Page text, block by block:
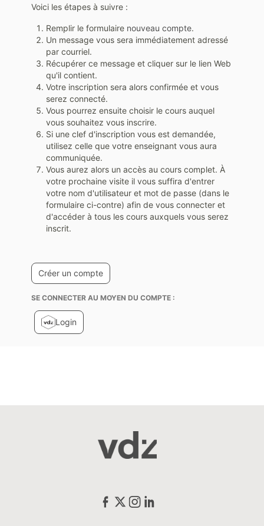
Voici les étapes à suivre :
Remplir le formulaire nouveau compte.
Un message vous sera immédiatement adressé
par courriel.
Récupérer ce message et cliquer sur le lien Web
qu'il contient.
Votre inscription sera alors confirmée et vous
serez connecté.
Vous pourrez ensuite choisir le cours auquel
vous souhaitez vous inscrire.
Si une clef d'inscription vous est demandée,
utilisez celle que votre enseignant vous aura
communiquée.
Vous aurez alors un accès au cours complet. À
votre prochaine visite il vous suffira d'entrer
votre nom d'utilisateur et mot de passe (dans le
formulaire ci-contre) afin de vous connecter et
d'accéder à tous les cours auxquels vous serez
inscrit.
SE CONNECTER AU MOYEN DU COMPTE :
Login